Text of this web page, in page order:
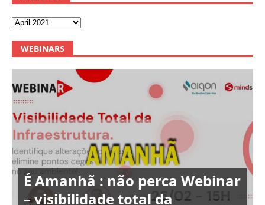
WEBINARS
É Amanhã : não perca Webinar
– visibilidade total da